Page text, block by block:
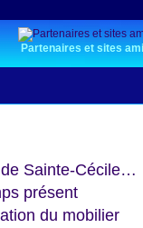
Partenaires et sites
de Sainte-Cécile…
présent
du mobilier